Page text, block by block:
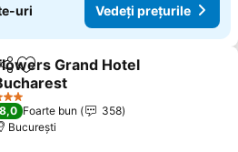
uri Vedeți prețurile
Adăugaţi la favorite
Grand Hotel
Stele
8,0 Foarte bun
358
București